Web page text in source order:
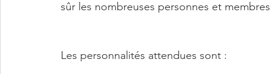
sûr les nombreuses personnes et
Les personnalités attendues sont :